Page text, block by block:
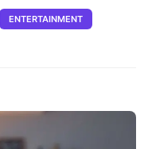
ENTERTAINMENT